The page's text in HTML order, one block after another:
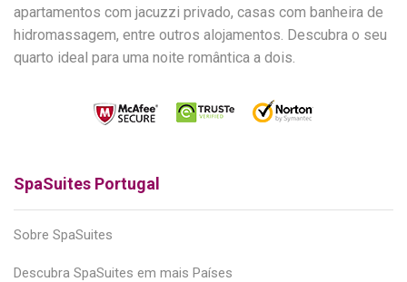
apartamentos com jacuzzi privado, casas com banheira de
hidromassagem, entre outros alojamentos. Descubra o seu
quarto ideal para uma noite romântica a dois.
SpaSuites Portugal
Sobre SpaSuites
Descubra SpaSuites em mais Países